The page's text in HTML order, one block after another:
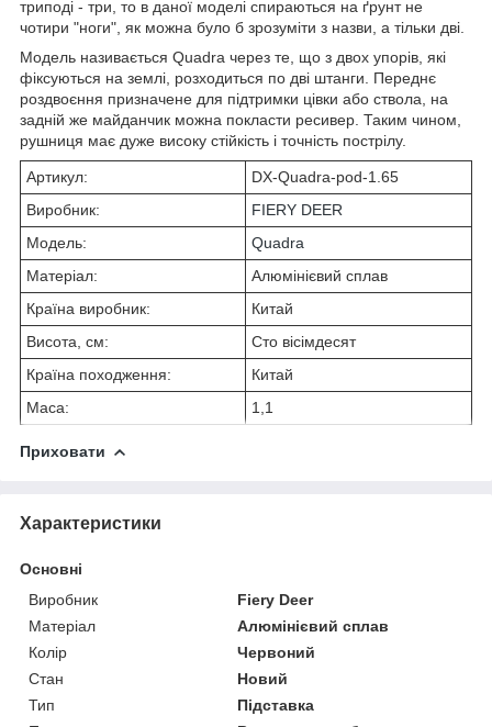
триподі - три, то в даної моделі спираються на ґрунт не
чотири "ноги", як можна було б зрозуміти з назви, а тільки дві.
Модель називається Quadra через те, що з двох упорів, які
фіксуються на землі, розходиться по дві штанги. Переднє
роздвоєння призначене для підтримки цівки або ствола, на
задній же майданчик можна покласти ресивер. Таким чином,
рушниця має дуже високу стійкість і точність пострілу.
Артикул:
DX-Quadra-pod-1.65
Виробник:
FIERY DEER
Модель:
Quadra
Матеріал:
Алюмінієвий сплав
Країна виробник:
Китай
Висота, см:
Сто вісімдесят
Країна походження:
Китай
Маса:
1,1
Приховати
Характеристики
Основні
Виробник
Fiery Deer
Матеріал
Алюмінієвий сплав
Колір
Червоний
Стан
Новий
Тип
Підставка